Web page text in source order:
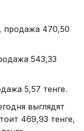
продажа 470,50
543,33
5,57 тенге.
выглядят
469,93 тенге,